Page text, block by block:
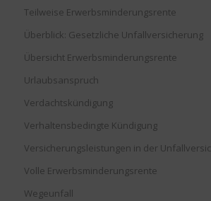
Teilweise Erwerbsminderungsrente
Überblick: Gesetzliche Unfallversicherung
Übersicht Erwerbsminderungsrente
Urlaubsanspruch
Verdachtskündigung
Verhaltensbedingte Kündigung
Versicherungsleistungen in der
Volle Erwerbsminderungsrente
Wegeunfall